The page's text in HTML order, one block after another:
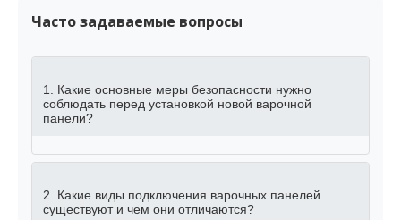
Часто задаваемые вопросы
1. Какие основные меры безопасности нужно
соблюдать перед установкой новой варочной
панели?
2. Какие виды подключения варочных панелей
существуют и чем они отличаются?